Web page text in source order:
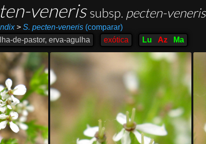
veneris subsp. pecten-veneris
> S. pecten-veneris(comparar)
de-pastor, erva-agulha
exótica Lu Az Ma